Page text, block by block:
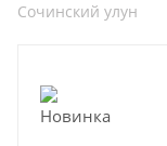
Сочинский улун